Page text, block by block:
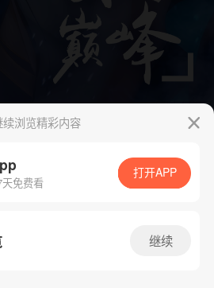
App免费看
腾漫App免费看
续浏览精彩内容
免费看
打开APP
继续